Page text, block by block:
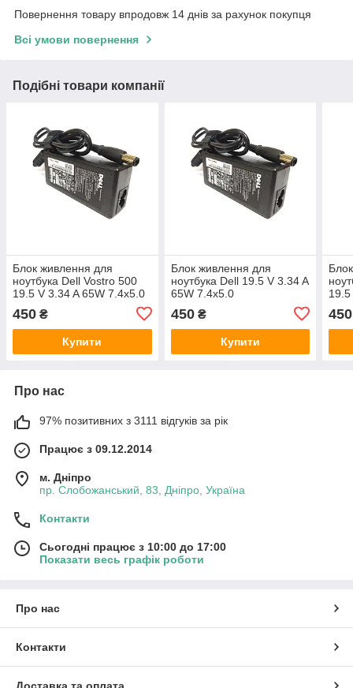
Повернення товару впродовж 14 днів за рахунок покупця
Всі умови повернення
Подібні товари компанії
Блок живлення для
ноутбука Dell Vostro 500
19.5 V 3.34 A 65W 7.4x5.0
450 ₴
Купити
Блок живлення для
ноутбука Dell 19.5 V 3.34 A
65W 7.4x5.0
450₴
Купити
450
Про нас
97% позитивних з 3111 відгуків за рік
Працює з 09.12.2014
м. Дніпро
пр. Слобожанський, 83, Дніпро, Україна
Контакти
Сьогодні працює з 10:00 до 17:00
Показати весь графік роботи
Про нас
Контакти